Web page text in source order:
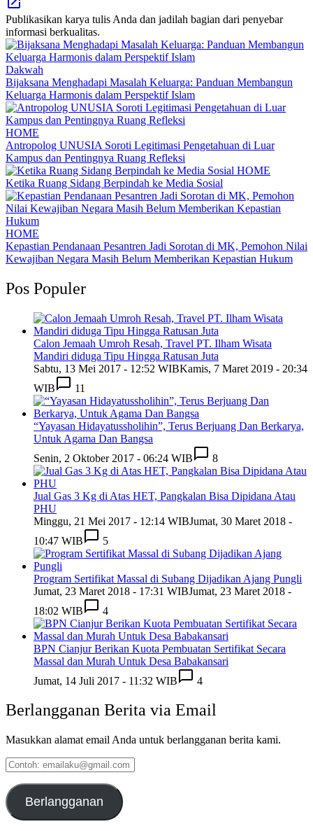
Publikasikan karya tulis Anda dan jadilah bagian dari penyebar
informasi berkualitas.
Dakwah
Bijaksana Menghadapi Masalah Keluarga: Panduan Membangun
Keluarga Harmonis dalam Perspektif Islam
HOME
Antropolog UNUSIA Soroti Legitimasi Pengetahuan di Luar
Kampus dan Pentingnya Ruang Refleksi
HOME
Ketika Ruang Sidang Berpindah ke Media Sosial
HOME
Kepastian Pendanaan Pesantren Jadi Sorotan di MK, Pemohon Nilai
Kewajiban Negara Masih Belum Memberikan Kepastian Hukum
Pos Populer
Calon Jemaah Umroh Resah, Travel PT. Ilham Wisata
Mandiri diduga Tipu Hingga Ratusan Juta
Sabtu, 13 Mei 2017 - 12:52 WIBKamis, 7 Maret 2019 - 20:34
WIB
11
“Yayasan Hidayatussholihin”, Terus Berjuang Dan Berkarya,
Untuk Agama Dan Bangsa
Senin, 2 Oktober 2017 - 06:24 WIB
8
Jual Gas 3 Kg di Atas HET, Pangkalan Bisa Dipidana Atau
PHU
Minggu, 21 Mei 2017 - 12:14 WIBJumat, 30 Maret 2018 -
10:47 WIB
5
Program Sertifikat Massal di Subang Dijadikan Ajang Pungli
Jumat, 23 Maret 2018 - 17:31 WIBJumat, 23 Maret 2018 -
18:02 WIB
4
BPN Cianjur Berikan Kuota Pembuatan Sertifikat Secara
Massal dan Murah Untuk Desa Babakansari
Jumat, 14 Juli 2017 - 11:32 WIB
4
Berlangganan Berita via Email
Masukkan alamat email Anda untuk berlangganan berita kami.
Contoh:
emailaku@gmail.com
Berlangganan